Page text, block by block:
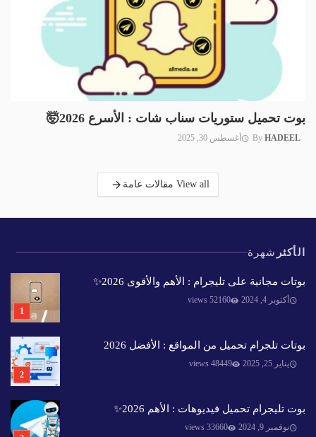
بوت تحميل ستوريات سناب شات : الأسرع 2026🤯
By HADEEL أغسطس 30, 2025
View all مقالات عامة
الأكثر شهرة
بوتات مجانية على تليجرام : الأهم والأقوى 2026✨️
أكتوبر 4, 2024 52160 views
بوتات تلجرام تحميل من المواقع : الأفضل 2026
يناير 25, 2025 48449 views
بوت تليجرام تحميل فيديوهات : الأهم 2026✨️
نوفمبر 9, 2024 33660 views